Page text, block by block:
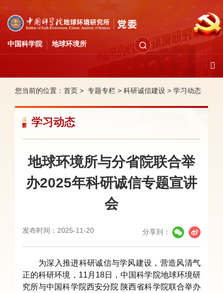
中国科学院 地球环境所
您当前的位置： 首页 > 专题专栏 > 科研诚信建设 > 学习动态
学习动态
地球环境所与分省院联合举
办2025年科研诚信专题宣讲
会
发布时间：2025-11-20 分享到：
为深入推进科研诚信与学风建设，营造风清气
正的科研环境， 11月18日，中国科学院地球环境研
究所与中国科学院西安分院 陕西省科学院联合举办